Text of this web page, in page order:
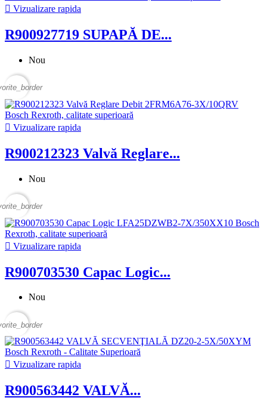
 Vizualizare rapida
R900927719 SUPAPĂ DE...
Nou
 Vizualizare rapida
R900212323 Valvă Reglare...
Nou
 Vizualizare rapida
R900703530 Capac Logic...
Nou
 Vizualizare rapida
R900563442 VALVĂ...